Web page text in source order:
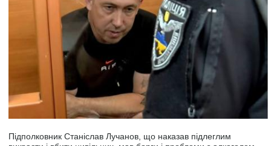
Підполковник Станіслав Лучанов, що наказав підлеглим